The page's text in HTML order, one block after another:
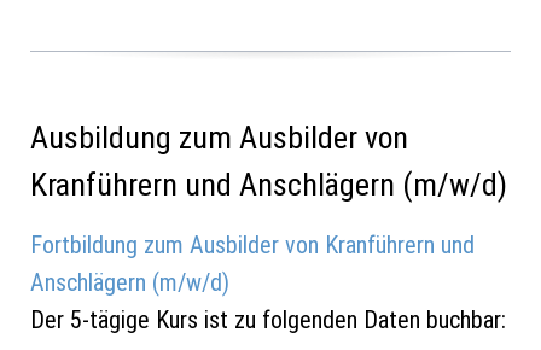
Ausbildung zum Ausbilder von
Kranführern und Anschlägern (m/w/d)
Fortbildung zum Ausbilder von Kranführern und
Anschlägern (m/w/d)
Der 5-tägige Kurs ist zu folgenden Daten buchbar: